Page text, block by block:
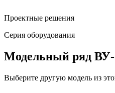
Проектные решения
Серия оборудования
Модельный ряд
Выберите другую модель из